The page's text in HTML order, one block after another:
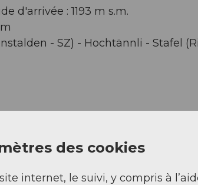
d'arrivée : 1193 m s.m.
- SZ) - Hochtännli - Stafel
des cookies
internet, le suivi, y compris à